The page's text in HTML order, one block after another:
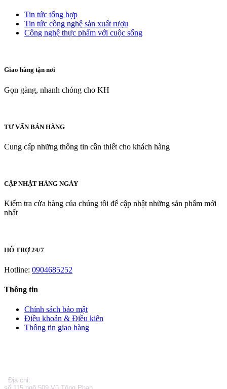
Tin tức tổng hợp
Tin tức công nghệ sản xuất rượu
Công nghệ thực phẩm với cuộc sống
Giao hàng tận nơi
Gọn gàng, nhanh chóng cho KH
TƯ VẤN BÁN HÀNG
Cung cấp những thông tin cần thiết cho khách hàng
CẬP NHẬT HÀNG NGÀY
Kiểm tra cửa hàng của chúng tôi để cập nhật những sản phẩm mới
nhất
HỖ TRỢ 24/7
Hotline: 0904685252
Thông tin
Chính sách bảo mật
Điều khoản & Điều kiên
Thông tin giao hàng
Địa chỉ: